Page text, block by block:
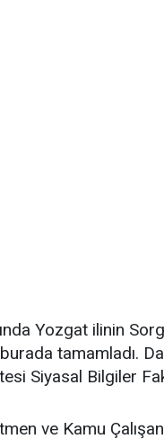
Yozgat ilinin
tamamladı.
Siyasal Bilgiler
ve Kamu